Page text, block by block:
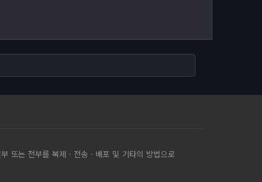
또는 전부를 복제ㆍ전송ㆍ배포 및 기타의 방법으로